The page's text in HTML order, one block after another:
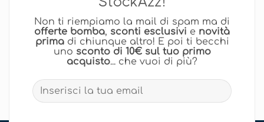
Non ti riempiamo la mail di spam ma di
offerte bomba, sconti esclusivi e novità
primadi chiunque altro! E poi ti becchi
uno sconto di 10€ sul tuo primo
acquisto... che vuoi di più?